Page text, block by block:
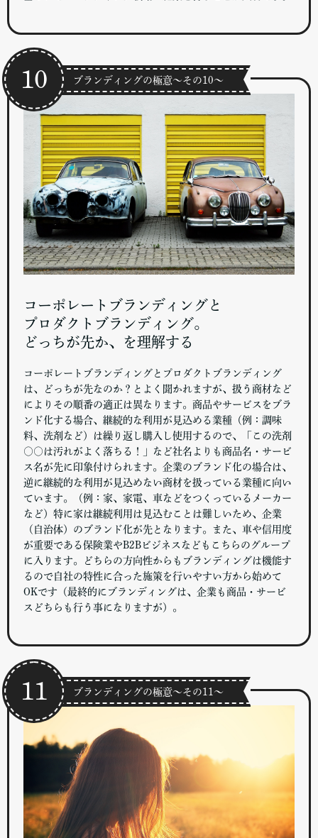
ブランディングの極意～その10～
10
コーポレートブランディングと
プロダクトブランディング。
どっちが先か、を理解する
コーポレートブランディングとプロダクトブランディング
は、どっちが先なのか？とよく聞かれますが、扱う商材など
によりその順番の適正は異なります。商品やサービスをブラ
ンド化する場合、継続的な利用が見込める業種（例：調味
料、洗剤など）は繰り返し購入し使用するので、「この洗剤
○○は汚れがよく落ちる！」など社名よりも商品名・サービ
ス名が先に印象付けられます。企業のブランド化の場合は、
逆に継続的な利用が見込めない商材を扱っている業種に向い
ています。（例：家、家電、車などをつくっているメーカー
など）特に家は継続利用は見込むことは難しいため、企業
（自治体）のブランド化が先となります。また、車や信用度
が重要である保険業やB2Bビジネスなどもこちらのグループ
に入ります。どちらの方向性からもブランディングは機能す
るので自社の特性に合った施策を行いやすい方から始めて
OKです（最終的にブランディングは、企業も商品・サービ
スどちらも行う事になりますが）。
ブランディングの極意～その11～
11